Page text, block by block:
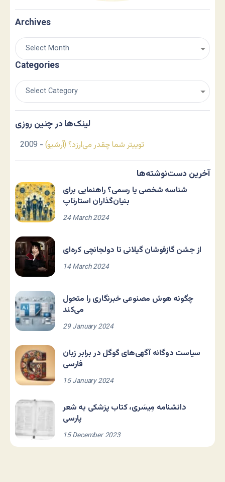
Archives
Categories
لینک‌ها در چنین روزی
توییتر شما چقدر می‌ارزد؟ (آرشیو) - 2009
آخرین دست‌نوشته‌ها
شناسه شخصی یا رسمی؟ راهنمایی برای
بنیان‌گذاران استارتاپ
24 March 2024
از جشن گازفوشان گیلانی تا دولجانچی کره‌ای
14 March 2024
چگونه هوش مصنوعی خبرنگاری را متحول
می‌کند
29 January 2024
سیاست دوگانه آگهی‌های گوگل در برابر زبان
فارسی
15 January 2024
دانشنامه مِیسَری، کتاب پزشکی به شعر
پارسی
15 December 2023